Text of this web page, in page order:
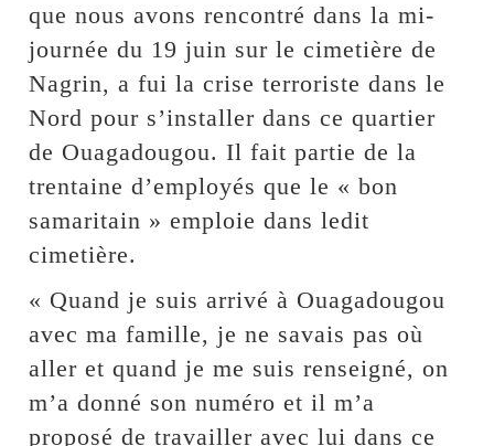
que nous avons rencontré dans la mi-
journée du 19 juin sur le cimetière de
Nagrin, a fui la crise terroriste dans le
Nord pour s’installer dans ce quartier
de Ouagadougou. Il fait partie de la
trentaine d’employés que le « bon
samaritain » emploie dans ledit
cimetière.
« Quand je suis arrivé à Ouagadougou
avec ma famille, je ne savais pas où
aller et quand je me suis renseigné, on
m’a donné son numéro et il m’a
proposé de travailler avec lui dans ce